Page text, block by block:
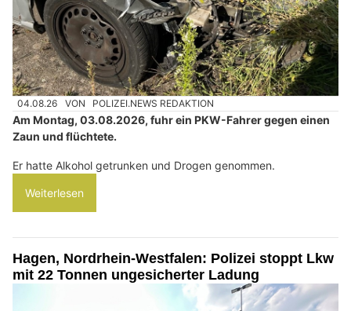
04.08.26 VON POLIZEI.NEWS REDAKTION
Am Montag, 03.08.2026, fuhr ein PKW-Fahrer gegen einen
Zaun und flüchtete.
Er hatte Alkohol getrunken und Drogen genommen.
Weiterlesen
Hagen, Nordrhein-Westfalen: Polizei stoppt Lkw
mit 22 Tonnen ungesicherter Ladung